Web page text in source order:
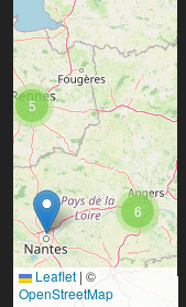
6
5
Leaflet | ©
OpenStreetMap